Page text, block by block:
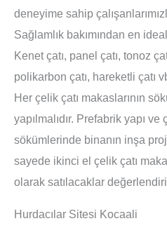
deneyime sahip
Sağlamlık bakımından en
Kenet çatı, panel çatı, tonoz
polikarbon çatı, hareketli çatı
Her çelik çatı makaslarının
yapılmalıdır. Prefabrik yapı
sökümlerinde binanın inşa
sayede ikinci el çelik çatı
olarak satılacaklar
Hurdacılar Sitesi Kocaali